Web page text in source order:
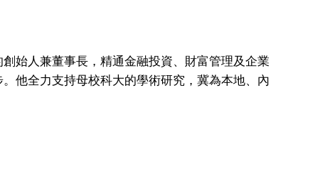
始人兼董事長，精通金融投資、財富管理及企業
他全力支持母校科大的學術研究，冀為本地、內